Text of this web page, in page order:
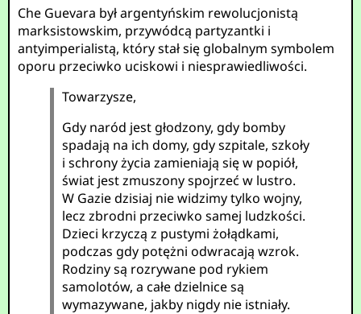
Che Guevara był argentyńskim rewolucjonistą
marksistowskim, przywódcą partyzantki i
antyimperialistą, który stał się globalnym symbolem
oporu przeciwko uciskowi i niesprawiedliwości.
Towarzysze,
Gdy naród jest głodzony, gdy bomby
spadają na ich domy, gdy szpitale, szkoły
i schrony życia zamieniają się w popiół,
świat jest zmuszony spojrzeć w lustro.
W Gazie dzisiaj nie widzimy tylko wojny,
lecz zbrodni przeciwko samej ludzkości.
Dzieci krzyczą z pustymi żołądkami,
podczas gdy potężni odwracają wzrok.
Rodziny są rozrywane pod rykiem
samolotów, a całe dzielnice są
wymazywane, jakby nigdy nie istniały.